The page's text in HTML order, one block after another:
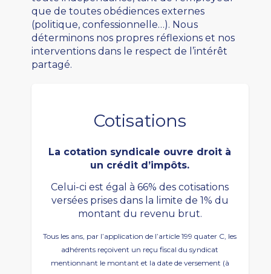
que de toutes obédiences externes
(politique, confessionnelle…). Nous
déterminons nos propres réflexions et nos
interventions dans le respect de l’intérêt
partagé.
Cotisations
La cotation syndicale ouvre droit à
un crédit d’impôts.
Celui-ci est égal à 66% des cotisations
versées prises dans la limite de 1% du
montant du revenu brut.
Tous les ans, par l’application de l’article 199 quater C, les
adhérents reçoivent un reçu fiscal du syndicat
mentionnant le montant et la date de versement (à